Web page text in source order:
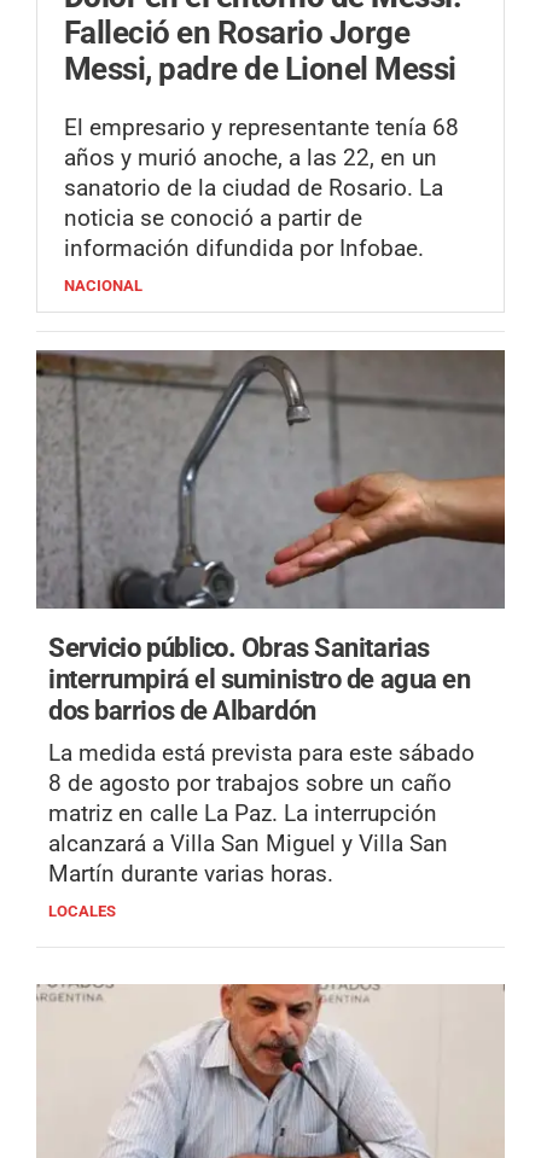
Falleció en Rosario Jorge
Messi, padre de Lionel Messi
El empresario y representante tenía 68
años y murió anoche, a las 22, en un
sanatorio de la ciudad de Rosario. La
noticia se conoció a partir de
información difundida por Infobae.
NACIONAL
Servicio público. Obras Sanitarias
interrumpirá el suministro de agua en
dos barrios de Albardón
La medida está prevista para este sábado
8 de agosto por trabajos sobre un caño
matriz en calle La Paz. La interrupción
alcanzará a Villa San Miguel y Villa San
Martín durante varias horas.
LOCALES